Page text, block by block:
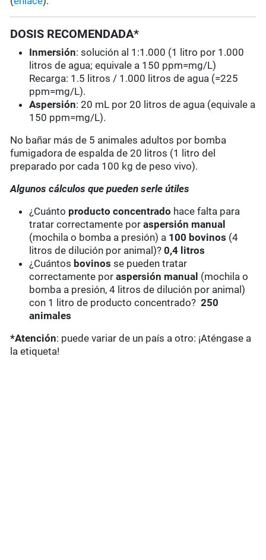
DOSIS RECOMENDADA*
Inmersión: solución al 1:1.000 (1 litro por 1.000
litros de agua; equivale a 150 ppm=mg/L)
Recarga: 1.5 litros / 1.000 litros de agua (=225
ppm=mg/L).
Aspersión: 20 mL por 20 litros de agua (equivale a
150 ppm=mg/L).
No bañar más de 5 animales adultos por bomba
fumigadora de espalda de 20 litros (1 litro del
preparado por cada 100 kg de peso vivo).
Algunos cálculos que pueden serle útiles
¿Cuánto producto concentrado hace falta para
tratar correctamente poraspersión manual
(mochila o bomba a presión) a 100 bovinos (4
litros de dilución por animal)?0,4 litros
¿Cuántos bovinos se pueden tratar
correctamente poraspersión manual (mochila o
bomba a presión, 4 litros de dilución por animal)
con 1 litro de producto concentrado?250
animales
*Atención: puede variar de un país a otro: ¡Aténgase a
la etiqueta!